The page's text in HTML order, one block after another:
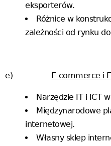
eksporterów.
Różnice w
zależności od rynku
e) E-commerce i
Narzędzie IT i ICT
Międzynarodowe
internetowej.
Własny sklep